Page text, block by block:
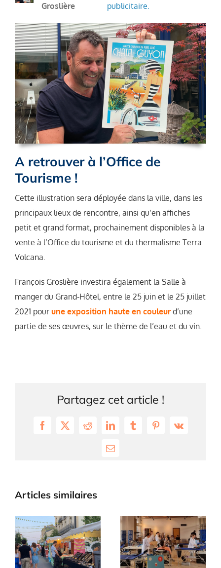
Groslière
publicitaire.
A retrouver à l’Office de
Tourisme !
Cette illustration sera déployée dans la ville, dans les
principaux lieux de rencontre, ainsi qu’en affiches
petit et grand format, prochainement disponibles à la
vente à l’Office du tourisme et du thermalisme Terra
Volcana.
François Groslière investira également la Salle à
manger du Grand-Hôtel, entre le 25 juin et le 25 juillet
2021 pour une exposition haute en couleur d’une
partie de ses œuvres, sur le thème de l’eau et du vin.
Partagez cet article !
Facebook
X RedditLinkedInTumblrPinterest
Vk
Email
Articles similaires